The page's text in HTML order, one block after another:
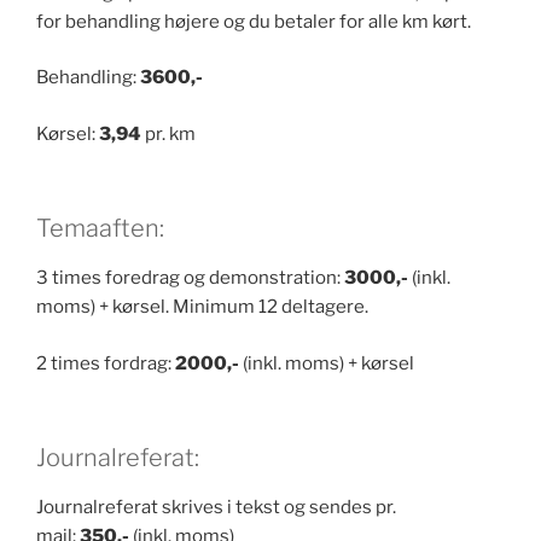
for behandling højere og du betaler for alle km kørt.
Behandling:3600,-
Kørsel:3,94 pr. km
Temaaften:
3 times foredrag og demonstration:3000,- (inkl.
moms) + kørsel. Minimum 12 deltagere.
2 times fordrag:2000,- (inkl. moms) + kørsel
Journalreferat:
Journalreferat skrives i tekst og sendes pr.
mail:350,- (inkl. moms)